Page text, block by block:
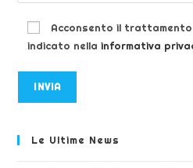
Acconsento il trattamento
indicato nellainformativa
Le Ultime News